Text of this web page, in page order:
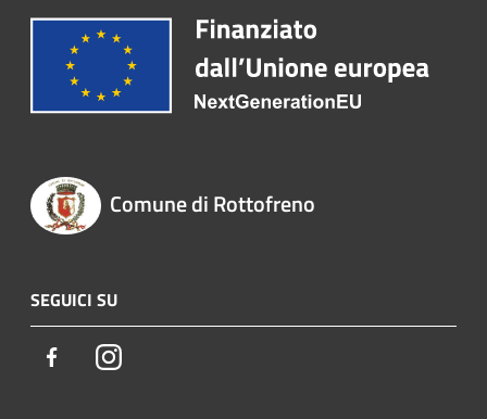
Comune di Rottofreno
SEGUICI SU
FacebookInstagram